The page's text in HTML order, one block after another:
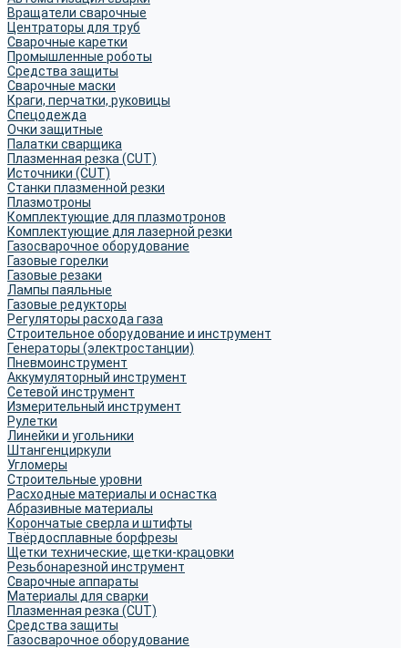
Вращатели сварочные
Центраторы для труб
Сварочные каретки
Промышленные роботы
Средства защиты
Сварочные маски
Краги, перчатки, руковицы
Спецодежда
Очки защитные
Палатки сварщика
Плазменная резка (CUT)
Источники (CUT)
Станки плазменной резки
Плазмотроны
Комплектующие для плазмотронов
Комплектующие для лазерной резки
Газосварочное оборудование
Газовые горелки
Газовые резаки
Лампы паяльные
Газовые редукторы
Регуляторы расхода газа
Строительное оборудование и инструмент
Генераторы (электростанции)
Пневмоинструмент
Аккумуляторный инструмент
Сетевой инструмент
Измерительный инструмент
Рулетки
Линейки и угольники
Штангенциркули
Угломеры
Строительные уровни
Расходные материалы и оснастка
Абразивные материалы
Корончатые сверла и штифты
Твёрдосплавные борфрезы
Щетки технические, щетки-крацовки
Резьбонарезной инструмент
Сварочные аппараты
Материалы для сварки
Плазменная резка (CUT)
Средства защиты
Газосварочное оборудование